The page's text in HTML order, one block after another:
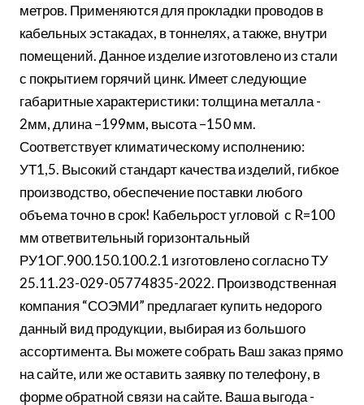
метров. Применяются для прокладки проводов в
кабельных эстакадах, в тоннелях, а также, внутри
помещений. Данное изделие изготовлено из стали
с покрытием горячий цинк. Имеет следующие
габаритные характеристики: толщина металла -
2мм, длина –199мм, высота –150 мм.
Соответствует климатическому исполнению:
УТ1,5. Высокий стандарт качества изделий, гибкое
производство, обеспечение поставки любого
объема точно в срок! Кабельрост угловой с R=100
мм ответвительный горизонтальный
РУ1ОГ.900.150.100.2.1 изготовлено согласно ТУ
25.11.23-029-05774835-2022. Производственная
компания “СОЭМИ” предлагает купить недорого
данный вид продукции, выбирая из большого
ассортимента. Вы можете собрать Ваш заказ прямо
на сайте, или же оставить заявку по телефону, в
форме обратной связи на сайте. Ваша выгода -